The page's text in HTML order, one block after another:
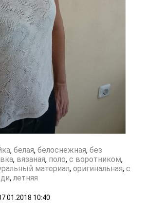
, белая, белоснежная, без
, вязаная, поло, с воротником,
материал, оригинальная, с
, летняя
10:40